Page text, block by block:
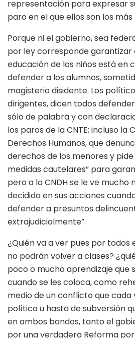
representación para expresar
paro en el que ellos son los
Porque ni el gobierno, sea
por ley corresponde garantizar
educación de los niños está en
defender a los alumnos,
magisterio disidente. Los
dirigentes, dicen todos
sólo de palabra y con
los paros de la CNTE; incluso la
Derechos Humanos, que
derechos de los menores y
medidas cautelares” para
pero a la CNDH se le ve mucho
decidida en sus acciones
defender a presuntos
extrajudicialmente”.
¿Quién va a ver pues por todos
no podrán volver a clases?
poco o mucho aprendizaje que
cuando se les coloca, como
medio de un conflicto que cada
política u hasta de subversión
en ambos bandos, tanto el
por una verdadera Reforma